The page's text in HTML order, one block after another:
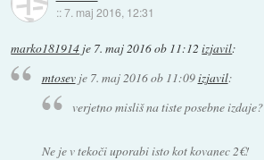
::7. maj 2016, 12:31
marko181914 je 7. maj 2016 ob 11:12 izjavil:
mtosevje 7. maj 2016 ob 11:09izjavil:
verjetno misliš na tiste posebne izdaje?
Ne je v tekoči uporabi isto kot kovanec 2€!